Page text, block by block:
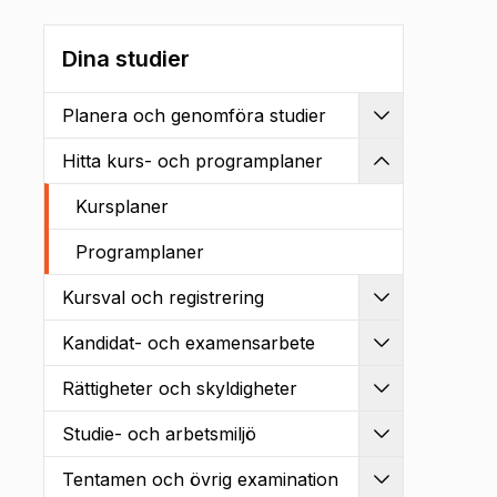
Dina studier
Planera och genomföra studier
Hitta kurs- och programplaner
Kursplaner
Programplaner
Kursval och registrering
Kandidat- och examensarbete
Rättigheter och skyldigheter
Studie- och arbetsmiljö
Tentamen och övrig examination